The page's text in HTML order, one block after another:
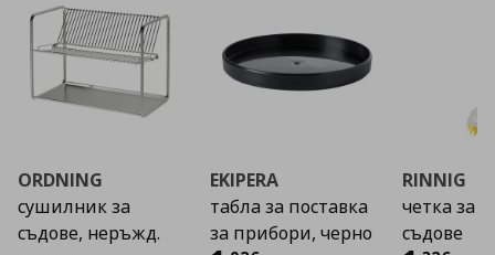
ORDNING
сушилник за
съдове, неръжд.
EKIPERA
табла за поставка
за прибори, черно
RINNIG
четка за
съдове